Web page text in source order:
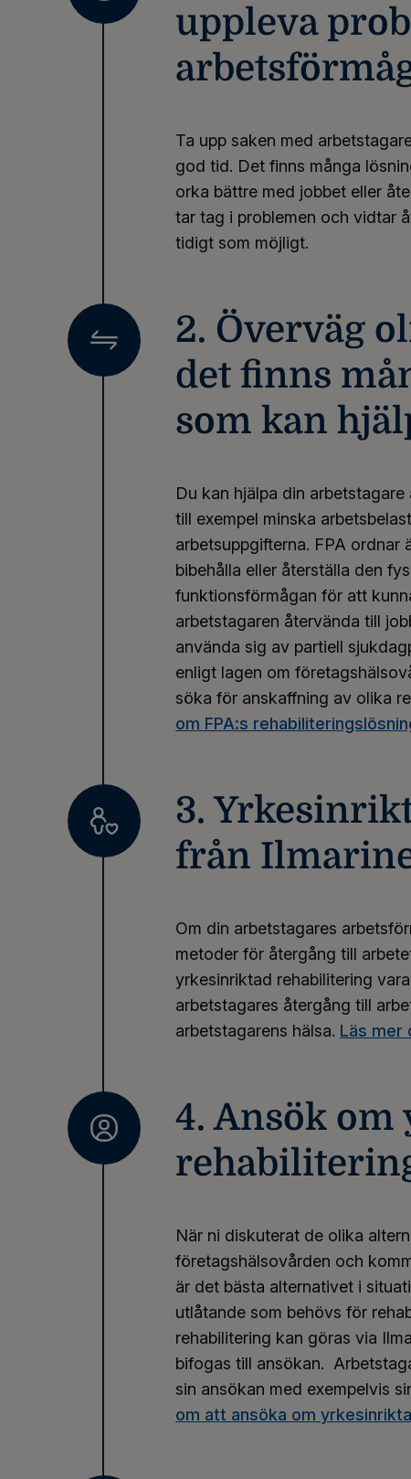
uppleva
Ta upp saken med
god tid. Det finns många
orka bättre med jobbet eller
tar tag i problemen och vidtar
tidigt som möjligt.
2. Överväg
det finns
som kan
Du kan hjälpa din
till exempel minska
arbetsuppgifterna. FPA ordnar
bibehålla eller återställa den
funktionsförmågan för att
arbetstagaren återvända till
använda sig av partiell
enligt lagen om
söka för anskaffning av olika
om FPA:s
3.
från
Om din arbetstagares
metoder för återgång till
yrkesinriktad rehabilitering
arbetstagares återgång till
arbetstagarens hälsa. Läs mer
4. Ansök
När ni diskuterat de olika
företagshälsovården och
är det bästa alternativet i
utlåtande som behövs för
rehabilitering kan göras via
bifogas till ansökan.
sin ansökan med exempelvis
om att ansöka om